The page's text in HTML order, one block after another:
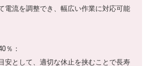
電流を調整でき、幅広い作業に対応可能
％：
安として、適切な休止を挟むことで長寿